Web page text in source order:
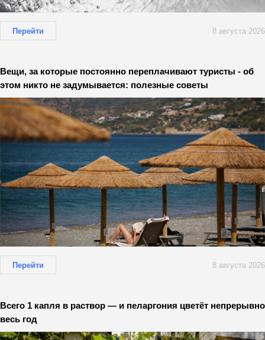
Перейти 8 августа 2026
Вещи, за которые постоянно переплачивают туристы - об
этом никто не задумывается: полезные советы
Перейти 8 августа 2026
Всего 1 капля в раствор — и пеларгония цветёт непрерывно
весь год